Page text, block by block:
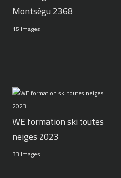
Montségu 2368
15 Images
WE formation ski toutes
neiges 2023
33 Images